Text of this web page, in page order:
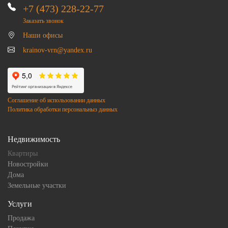
+7 (473) 228-22-77
Заказать звонок
Наши офисы
krainov-vrn@yandex.ru
Соглашение об использовании данных
Политика обработки персональныз данных
Недвижимость
Квартиры
Новостройки
Дома
Земельные участки
Услуги
Продажа